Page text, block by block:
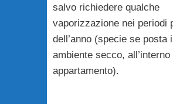
salvo richiedere qualche
vaporizzazione nei periodi
dell’anno (specie se posta
ambiente secco, all’interno
appartamento).